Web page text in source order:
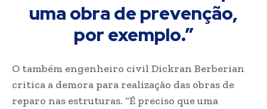
uma obra de prevenção,
por exemplo.”
O também engenheiro civil Dickran Berberian
critica a demora para realização das obras de
reparo nas estruturas. “É preciso que uma